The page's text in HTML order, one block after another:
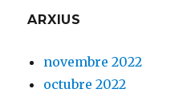
ARXIUS
novembre 2022
octubre 2022